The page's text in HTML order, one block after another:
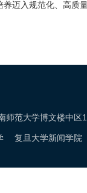
养迈入规范化、高质
师范大学博文楼中
复旦大学新闻学院